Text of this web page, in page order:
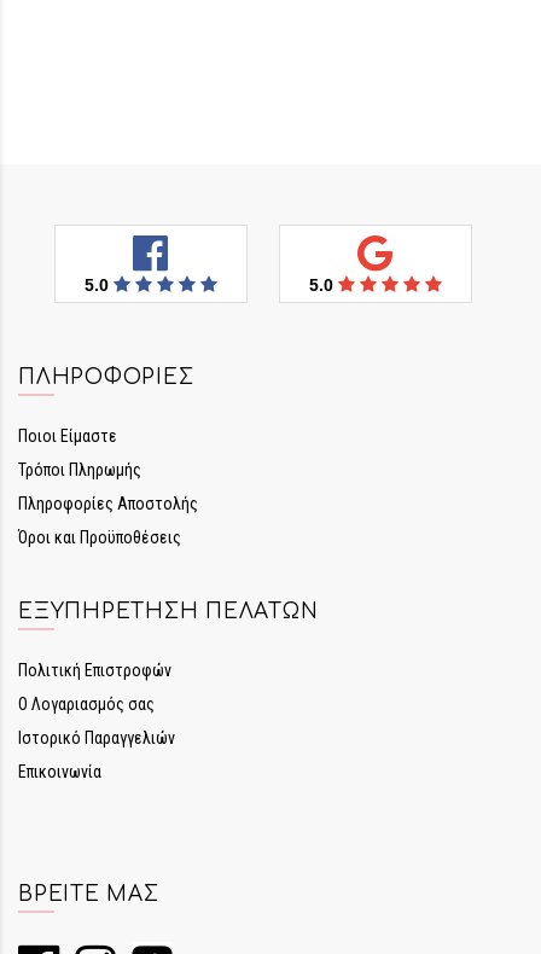
5.0 5.0
ΠΛΗΡΟΦΟΡΊΕΣ
Ποιοι Είμαστε
Τρόποι Πληρωμής
Πληροφορίες Αποστολής
Όροι και Προϋποθέσεις
ΕΞΥΠΗΡΈΤΗΣΗ ΠΕΛΑΤΏΝ
Πολιτική Επιστροφών
Ο Λογαριασμός σας
Ιστορικό Παραγγελιών
Επικοινωνία
ΒΡΕΊΤΕ ΜΑΣ